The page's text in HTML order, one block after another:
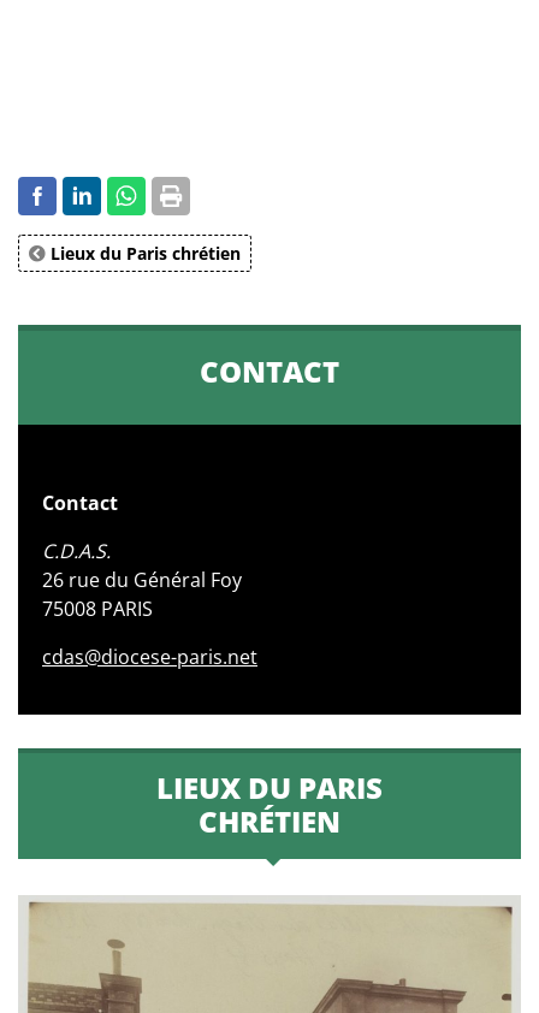
Lieux du Paris chrétien
CONTACT
Contact
C.D.A.S.
26 rue du Général Foy
75008 PARIS
cdas@diocese-paris.net
LIEUX DU PARIS
CHRÉTIEN